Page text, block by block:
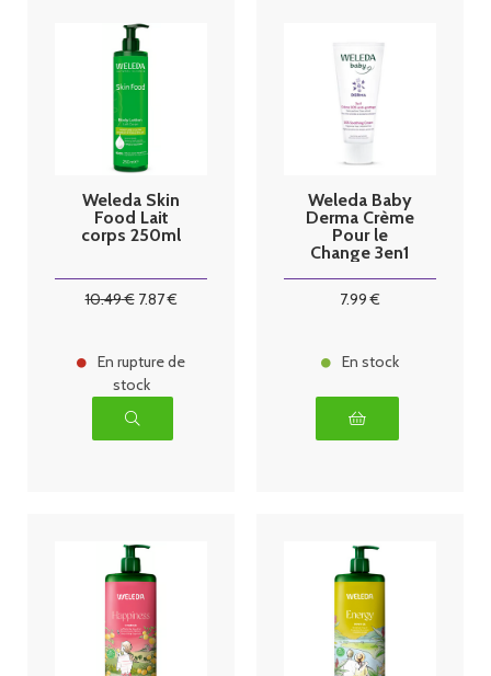
Weleda Skin
Food Lait
corps 250ml
10.49€ 7.87€
En rupture de
stock
Weleda Baby
Derma Crème
Pour le
Change 3en1
7.99 €
En stock